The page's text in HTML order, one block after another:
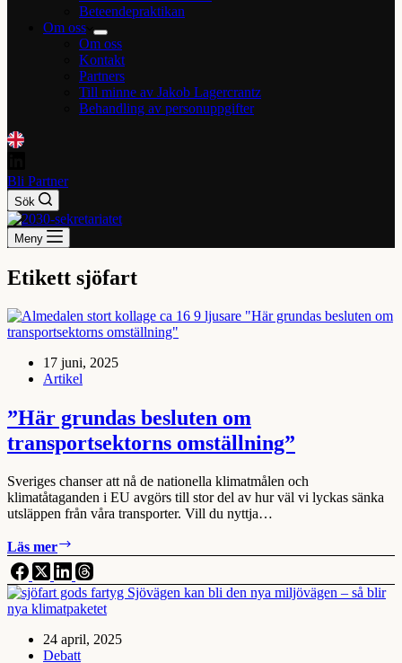
Beteendepraktikan
Om oss
Om oss
Kontakt
Partners
Till minne av Jakob Lagercrantz
Behandling av personuppgifter
Bli Partner
Sök
Meny
Etikett sjöfart
17 juni, 2025
Artikel
”Här grundas besluten om
transportsektorns omställning”
Sveriges chanser att nå de nationella klimatmålen och
klimatåtaganden i EU avgörs till stor del av hur väl vi lyckas sänka
utsläppen från våra transporter. Vill du nyttja…
Läs mer
grundas
besluten
om
transportsektorns
24 april, 2025
Debatt